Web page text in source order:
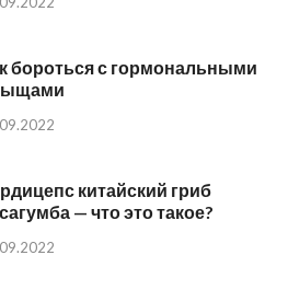
бороться с гормональными
китайский гриб
— что это такое?